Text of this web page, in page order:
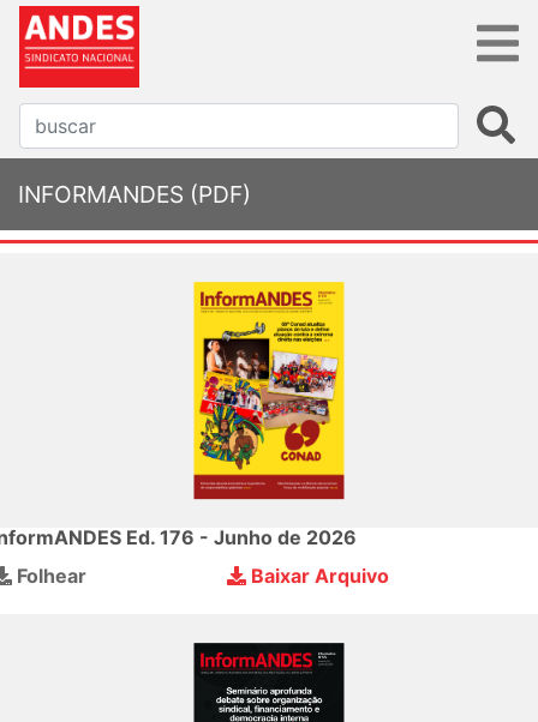
INFORMANDES (PDF)
Ed. 176 - Junho de 2026
Folhear
Baixar Arquivo